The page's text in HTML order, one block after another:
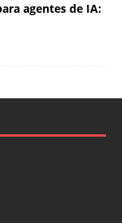
agentes de IA: